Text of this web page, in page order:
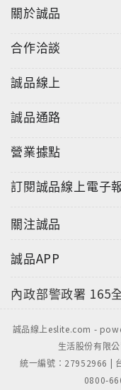
治、人權、信仰、
－－總編輯／朱孟庠
關於誠品
合作洽談
誠品線上
誠品通路
營業據點
訂閱誠品線上電子
關注誠品
誠品APP
內政部警政署 165
誠品線上eslite.com -
生活股份有限
統一編號：27952966 |
0800-